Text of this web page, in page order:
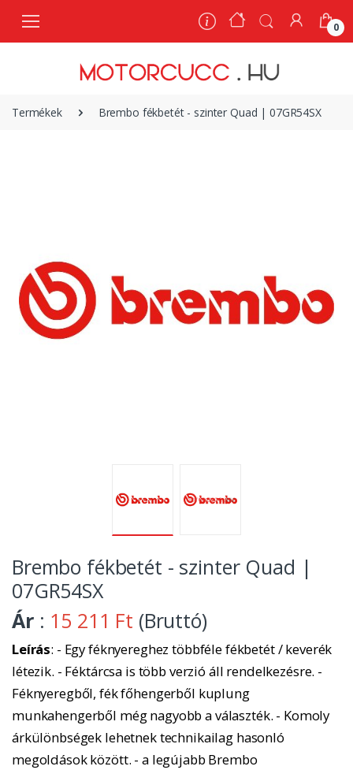
0
Termékek Brembo fékbetét - szinter Quad | 07GR54SX
Brembo fékbetét - szinter Quad |
07GR54SX
Ár : 15 211 Ft (Bruttó)
Leírás: - Egy féknyereghez többféle fékbetét / keverék
létezik. - Féktárcsa is több verzió áll rendelkezésre. -
Féknyeregből, fék főhengerből kuplung
munkahengerből még nagyobb a választék. - Komoly
árkülönbségek lehetnek technikailag hasonló
megoldások között. - a legújabb Brembo
0